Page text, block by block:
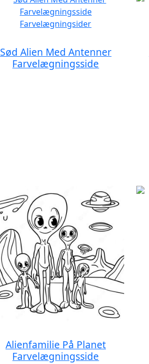
Sød Alien Med Antenner
Farvelægningsside
Alienfamilie På Planet
Farvelægningsside